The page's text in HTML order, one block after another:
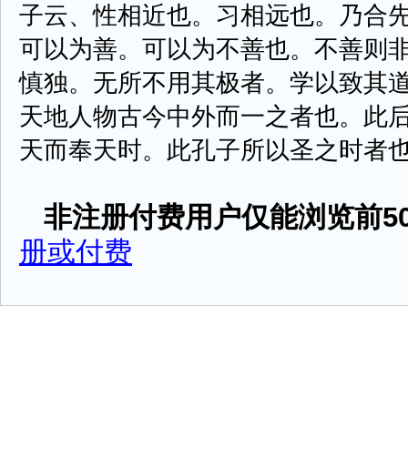
子云、性相近也。习相远也。乃合
可以为善。可以为不善也。不善则
慎独。无所不用其极者。学以致其
天地人物古今中外而一之者也。此
天而奉天时。此孔子所以圣之时者
非注册付费用户仅能浏览前
册或付费